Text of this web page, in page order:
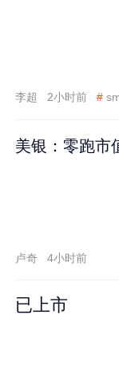
李超 2小时前 #
美银：零跑市
卢奇 4小时前
已上市